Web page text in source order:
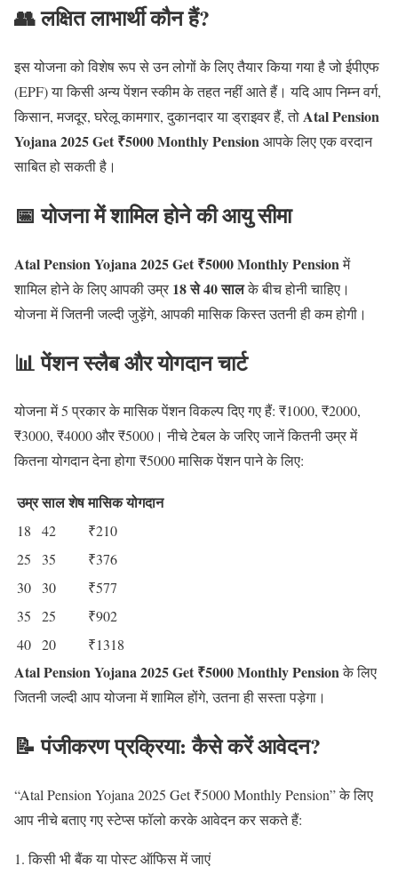
👥 लक्षित लाभार्थी कौन हैं?
इस योजना को विशेष रूप से उन लोगों के लिए तैयार किया गया है जो ईपीएफ
(EPF) या किसी अन्य पेंशन स्कीम के तहत नहीं आते हैं। यदि आप निम्न वर्ग,
किसान, मजदूर, घरेलू कामगार, दुकानदार या ड्राइवर हैं, तोAtal Pension
Yojana 2025 Get ₹5000 Monthly Pensionआपके लिए एक वरदान
साबित हो सकती है।
📅 योजना में शामिल होने की आयु सीमा
Atal Pension Yojana 2025 Get ₹5000 Monthly Pensionमें
शामिल होने के लिए आपकी उम्र 18 से 40 सालके बीच होनी चाहिए।
योजना में जितनी जल्दी जुड़ेंगे, आपकी मासिक किस्त उतनी ही कम होगी।
📊 पेंशन स्लैब और योगदान चार्ट
योजना में 5 प्रकार के मासिक पेंशन विकल्प दिए गए हैं: ₹1000, ₹2000,
₹3000, ₹4000 और ₹5000। नीचे टेबल के जरिए जानें कितनी उम्र में
कितना योगदान देना होगा ₹5000 मासिक पेंशन पाने के लिए:
उम्रसाल शेषमासिक योगदान
18 42
₹210
25
35
₹376
30
30
₹577
35
25
₹902
40 20 ₹1318
Atal Pension Yojana 2025 Get ₹5000 Monthly Pensionके लिए
जितनी जल्दी आप योजना में शामिल होंगे, उतना ही सस्ता पड़ेगा।
📝 पंजीकरण प्रक्रिया: कैसे करें आवेदन?
“Atal Pension Yojana 2025 Get ₹5000 Monthly Pension” के लिए
आप नीचे बताए गए स्टेप्स फॉलो करके आवेदन कर सकते हैं:
किसी भी बैंक या पोस्ट ऑफिस में जाएं